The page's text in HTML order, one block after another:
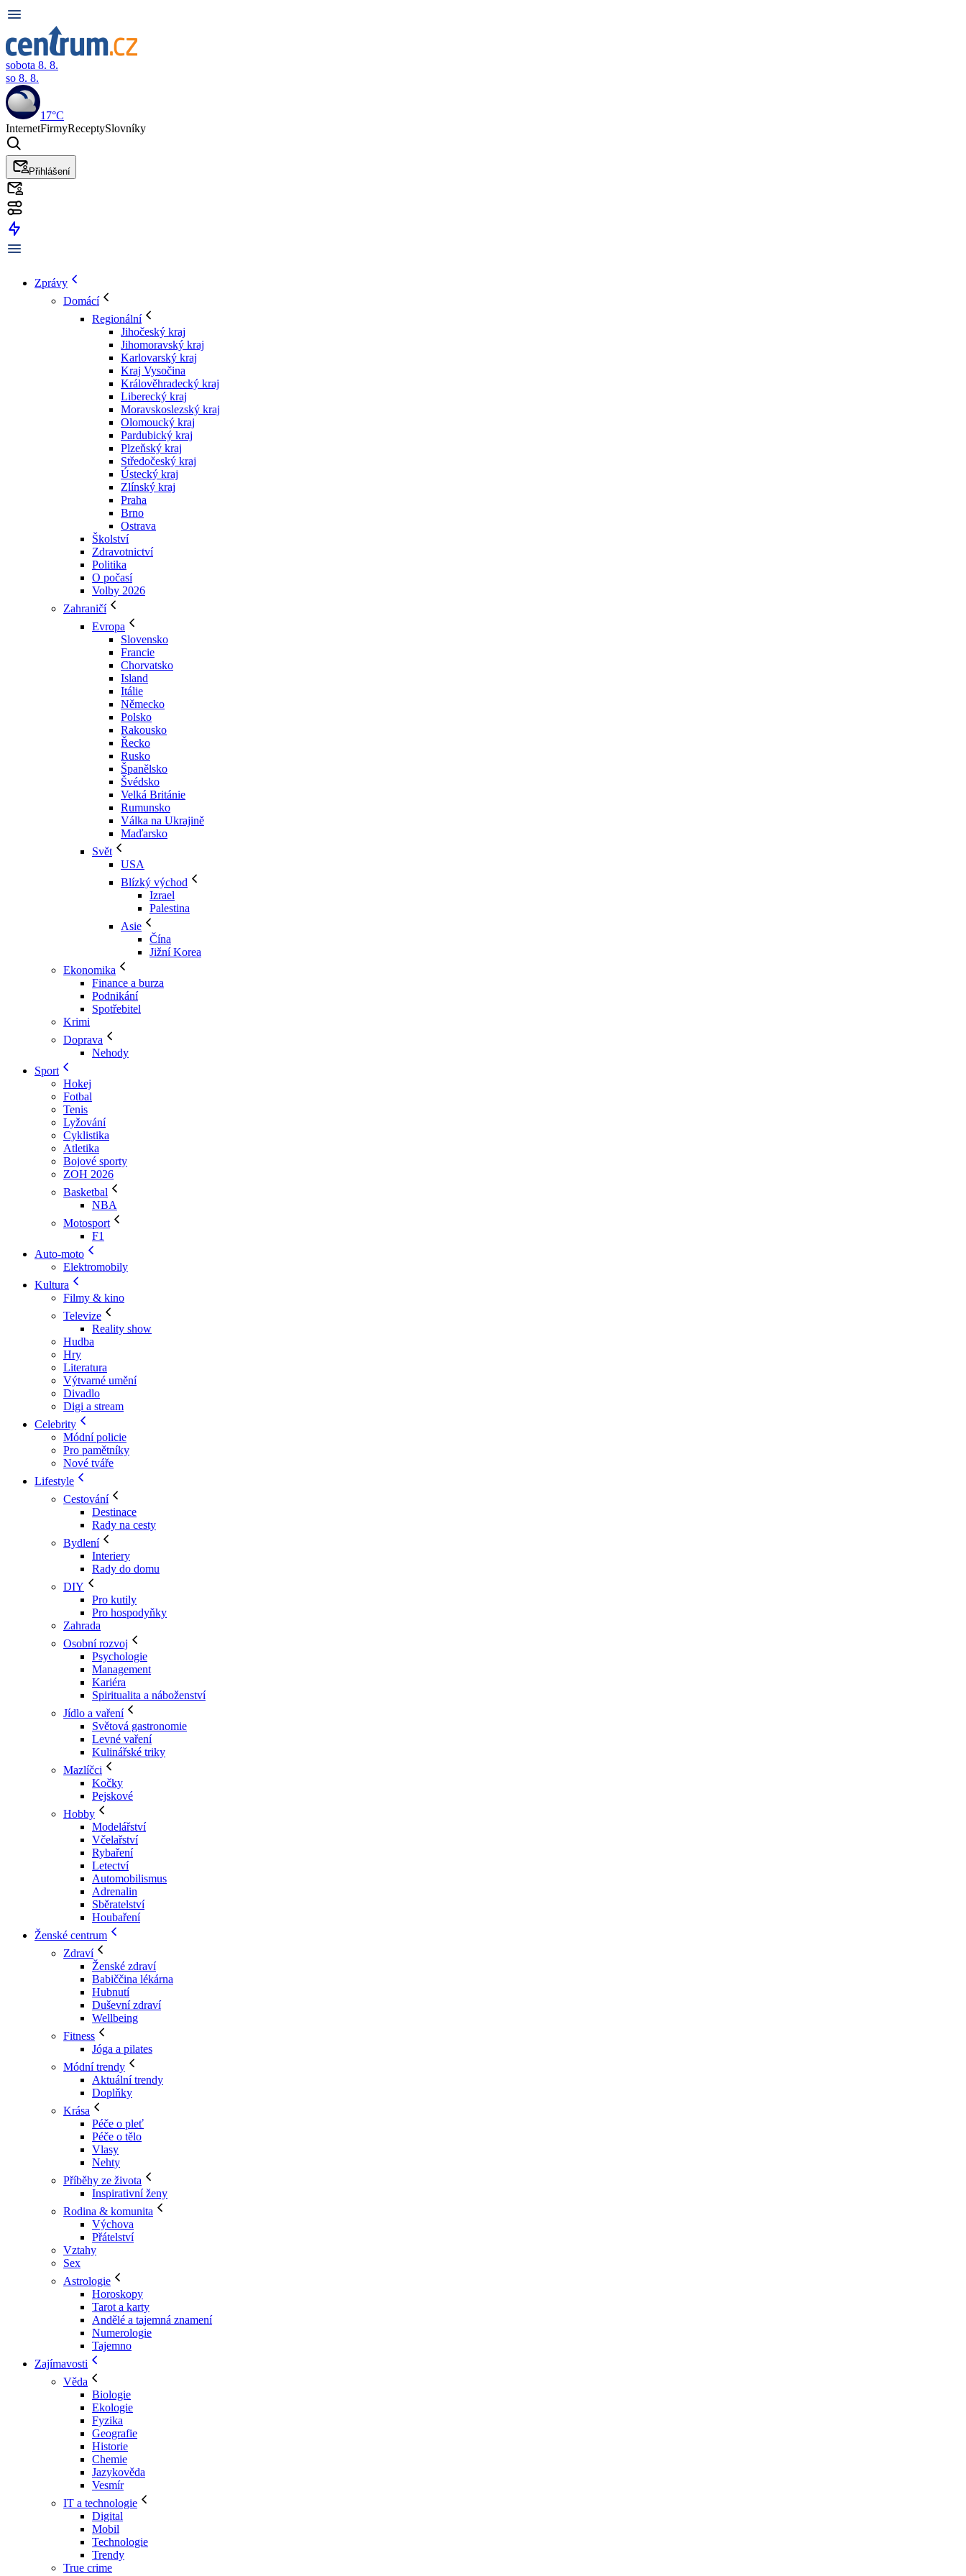
sobota 8. 8.
so 8. 8.
17°C
InternetFirmyReceptySlovníky
Přihlášení
Zprávy
Domácí
Regionální
Jihočeský kraj
Jihomoravský kraj
Karlovarský kraj
Kraj Vysočina
Králověhradecký kraj
Liberecký kraj
Moravskoslezský kraj
Olomoucký kraj
Pardubický kraj
Plzeňský kraj
Středočeský kraj
Ústecký kraj
Zlínský kraj
Praha
Brno
Ostrava
Školství
Zdravotnictví
Politika
O počasí
Volby 2026
Zahraničí
Evropa
Slovensko
Francie
Chorvatsko
Island
Itálie
Německo
Polsko
Rakousko
Řecko
Rusko
Španělsko
Švédsko
Velká Británie
Rumunsko
Válka na Ukrajině
Maďarsko
Svět
USA
Blízký východ
Izrael
Palestina
Asie
Čína
Jižní Korea
Ekonomika
Finance a burza
Podnikání
Spotřebitel
Krimi
Doprava
Nehody
Sport
Hokej
Fotbal
Tenis
Lyžování
Cyklistika
Atletika
Bojové sporty
ZOH 2026
Basketbal
NBA
Motosport
F1
Auto-moto
Elektromobily
Kultura
Filmy & kino
Televize
Reality show
Hudba
Hry
Literatura
Výtvarné umění
Divadlo
Digi a stream
Celebrity
Módní policie
Pro pamětníky
Nové tváře
Lifestyle
Cestování
Destinace
Rady na cesty
Bydlení
Interiery
Rady do domu
DIY
Pro kutily
Pro hospodyňky
Zahrada
Osobní rozvoj
Psychologie
Management
Kariéra
Spiritualita a náboženství
Jídlo a vaření
Světová gastronomie
Levné vaření
Kulinářské triky
Mazlíčci
Kočky
Pejskové
Hobby
Modelářství
Včelařství
Rybaření
Letectví
Automobilismus
Adrenalin
Sběratelství
Houbaření
Ženské centrum
Zdraví
Ženské zdraví
Babiččina lékárna
Hubnutí
Duševní zdraví
Wellbeing
Fitness
Jóga a pilates
Módní trendy
Aktuální trendy
Doplňky
Krása
Péče o pleť
Péče o tělo
Vlasy
Nehty
Příběhy ze života
Inspirativní ženy
Rodina & komunita
Výchova
Přátelství
Vztahy
Sex
Astrologie
Horoskopy
Tarot a karty
Andělé a tajemná znamení
Numerologie
Tajemno
Zajímavosti
Věda
Biologie
Ekologie
Fyzika
Geografie
Historie
Chemie
Jazykověda
Vesmír
IT a technologie
Digital
Mobil
Technologie
Trendy
True crime